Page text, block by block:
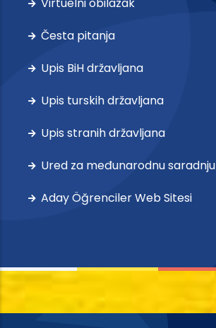
Česta pitanja
Upis BiH državljana
Upis turskih državljana
Upis stranih državljana
Ured za međunarodnu saradnju
Aday Öğrenciler Web Sitesi